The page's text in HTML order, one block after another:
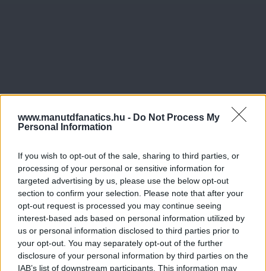
www.manutdfanatics.hu - Do Not Process My
Personal Information
If you wish to opt-out of the sale, sharing to third parties, or
processing of your personal or sensitive information for
targeted advertising by us, please use the below opt-out
section to confirm your selection. Please note that after your
opt-out request is processed you may continue seeing
interest-based ads based on personal information utilized by
us or personal information disclosed to third parties prior to
your opt-out. You may separately opt-out of the further
disclosure of your personal information by third parties on the
IAB’s list of downstream participants. This information may